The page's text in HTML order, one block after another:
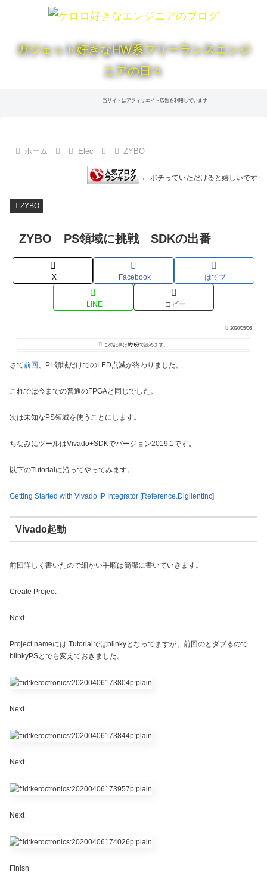
ガジェット好きなHW系フリーランスエンジ
ニアの日々
当サイトはアフィリエイト広告を利用しています
ホーム Elec ZYBO
← ポチっていただけると嬉しいです
ZYBO
ZYBO PS領域に挑戦 SDKの出番
X Facebook はてブ
LINE コピー
2020/05/06
この記事は約9分で読めます。
さて前回 、PL領域だけでのLED点滅が終わりました。
これでは今までの普通のFPGAと同じでした。
次は未知なPS領域を使うことにします。
ちなみにツールはVivado+SDKでバージョン2019.1です。
以下のTutorialに沿ってやってみます。
Getting Started with Vivado IP Integrator [Reference.Digilentinc]
Vivado起動
前回詳しく書いたので細かい手順は簡潔に書いていきます。
Create Project
Next
Project nameには Tutorialではblinkyとなってますが、前回のとダブるので
blinkyPSとでも変えておきました。
Next
Next
Next
Finish